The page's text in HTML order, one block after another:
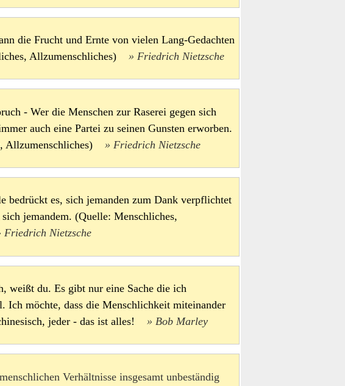
die Frucht und Ernte von vielen Lang-Gedachten
Allzumenschliches)
Friedrich Nietzsche
- Wer die Menschen zur Raserei gegen sich
auch eine Partei zu seinen Gunsten erworben.
Allzumenschliches)
Friedrich Nietzsche
bedrückt es, sich jemanden zum Dank verpflichtet
jemandem. (Quelle: Menschliches,
Friedrich Nietzsche
weißt du. Es gibt nur eine Sache die ich
Ich möchte, dass die Menschlichkeit miteinander
jeder - das ist alles!
Bob Marley
Verhältnisse insgesamt unbeständig